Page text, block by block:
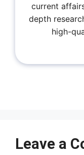
current
depth
high-
Leave a